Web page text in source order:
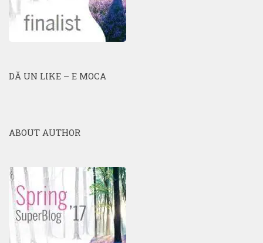
DĂ UN LIKE – E MOCA
ABOUT AUTHOR